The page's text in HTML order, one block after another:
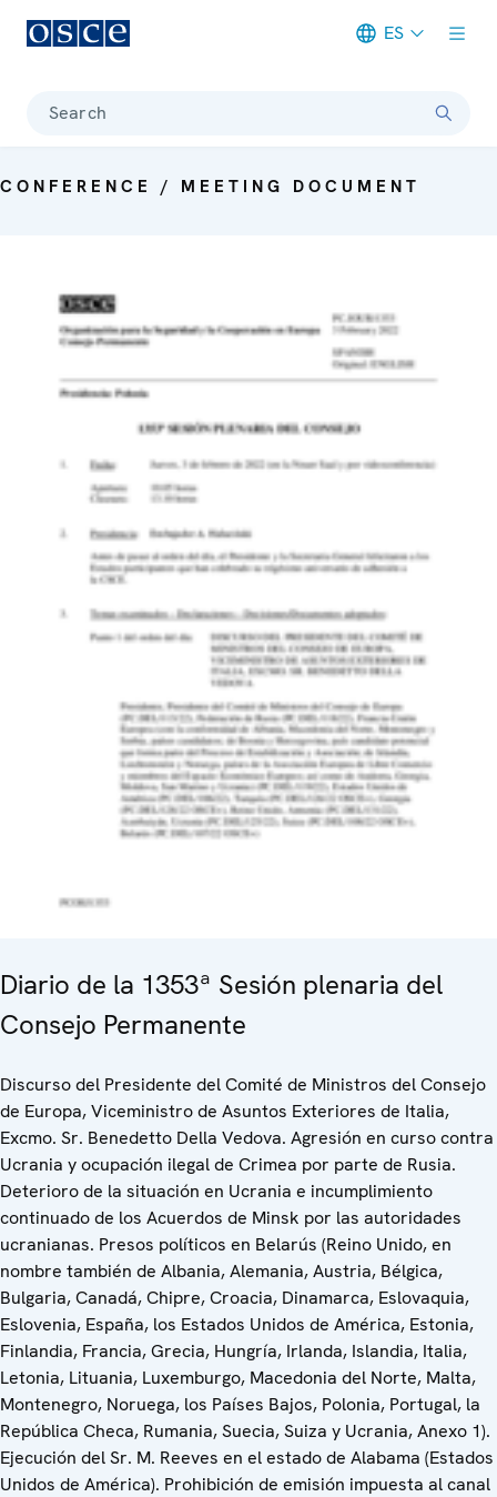
ES
Search
CONFERENCE / MEETING DOCUMENT
Diario de la 1353ª Sesión plenaria del
Consejo Permanente
Discurso del Presidente del Comité de Ministros del Consejo
de Europa, Viceministro de Asuntos Exteriores de Italia,
Excmo. Sr. Benedetto Della Vedova. Agresión en curso contra
Ucrania y ocupación ilegal de Crimea por parte de Rusia.
Deterioro de la situación en Ucrania e incumplimiento
continuado de los Acuerdos de Minsk por las autoridades
ucranianas. Presos políticos en Belarús (Reino Unido, en
nombre también de Albania, Alemania, Austria, Bélgica,
Bulgaria, Canadá, Chipre, Croacia, Dinamarca, Eslovaquia,
Eslovenia, España, los Estados Unidos de América, Estonia,
Finlandia, Francia, Grecia, Hungría, Irlanda, Islandia, Italia,
Letonia, Lituania, Luxemburgo, Macedonia del Norte, Malta,
Montenegro, Noruega, los Países Bajos, Polonia, Portugal, la
República Checa, Rumania, Suecia, Suiza y Ucrania, Anexo 1).
Ejecución del Sr. M. Reeves en el estado de Alabama (Estados
Unidos de América). Prohibición de emisión impuesta al canal